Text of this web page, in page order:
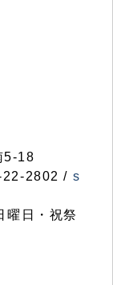
5-18
2802 / s
曜日・祝祭